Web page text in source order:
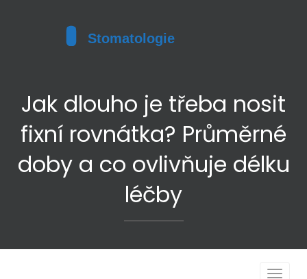
Jak dlouho je třeba nosit
fixní rovnátka? Průměrné
doby a co ovlivňuje délku
léčby
Toggle